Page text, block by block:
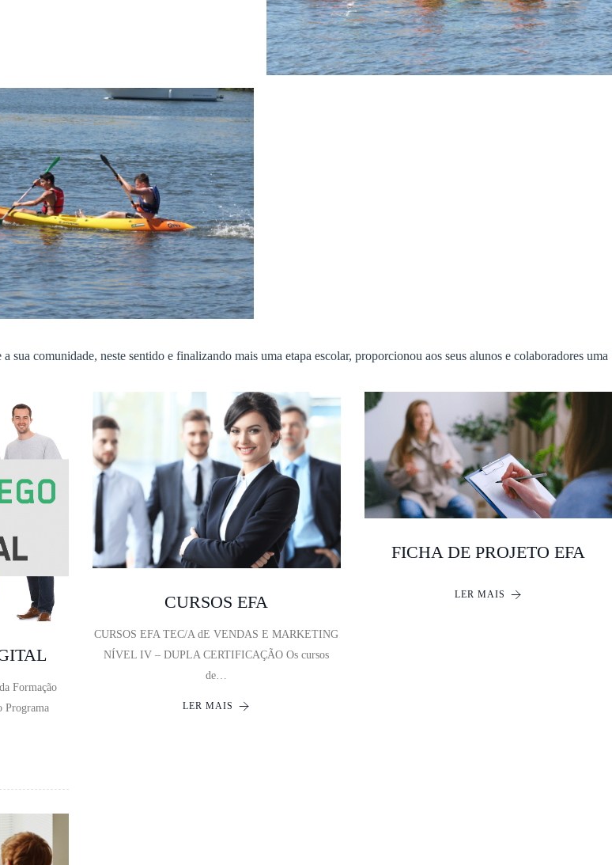
comunidade, neste sentido e finalizando mais uma etapa escolar, proporcionou aos seus alunos e colaboradores uma
Formação
Programa
CURSOS EFA
CURSOS EFA TEC/A dE VENDAS E MARKETING
NÍVEL IV – DUPLA CERTIFICAÇÃO Os cursos
de…
LER MAIS
FICHA DE PROJETO EFA
LER MAIS